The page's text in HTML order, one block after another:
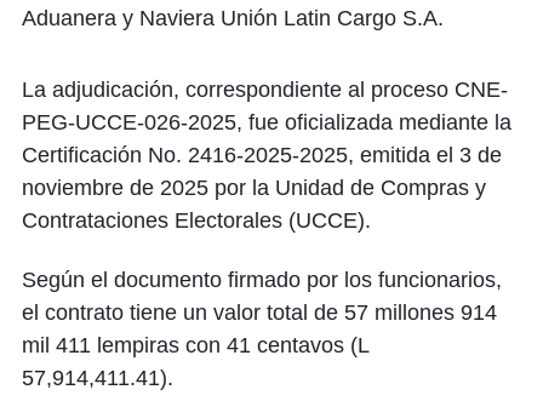
Aduanera y Naviera Unión Latin Cargo S.A.
La adjudicación, correspondiente al proceso CNE-
PEG-UCCE-026-2025, fue oficializada mediante la
Certificación No. 2416-2025-2025, emitida el 3 de
noviembre de 2025 por la Unidad de Compras y
Contrataciones Electorales (UCCE).
Según el documento firmado por los funcionarios,
el contrato tiene un valor total de 57 millones 914
mil 411 lempiras con 41 centavos (L
57,914,411.41).